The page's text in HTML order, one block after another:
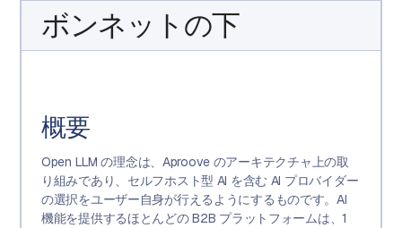
ボンネットの下
概要
Open LLM の理念は、Aproove のアーキテクチャ上の取
り組みであり、セルフホスト型 AI を含む AI プロバイダー
の選択をユーザー自身が行えるようにするものです。AI
機能を提供するほとんどの B2B プラットフォームは、1